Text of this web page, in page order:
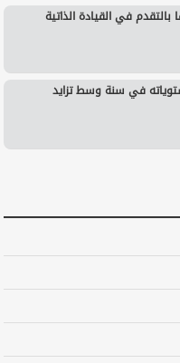
في القيادة الذاتية
في سنة وسط تزايد